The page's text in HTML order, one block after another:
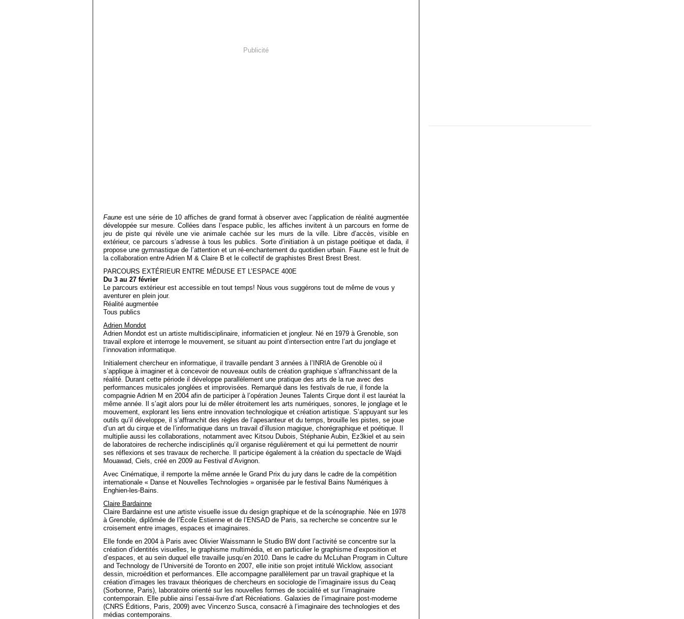
Publicité
Faune est une série de 10 affiches de grand format à observer avec l’application de réalité augmentée
développée sur mesure. Collées dans l’espace public, les affiches invitent à un parcours en forme de
jeu de piste qui révèle une vie animale cachée sur les murs de la ville. Libre d’accès, visible en
extérieur, ce parcours s’adresse à tous les publics. Sorte d’initiation à un pistage poétique et dada, il
propose une gymnastique de l’attention et un ré-enchantement du quotidien urbain. Faune est le fruit de
la collaboration entre Adrien M & Claire B et le collectif de graphistes Brest Brest Brest.
PARCOURS EXTÉRIEUR ENTRE MÉDUSE ET L’ESPACE 400E
Du 3 au 27 février
Le parcours extérieur est accessible en tout temps! Nous vous suggérons tout de même de vous y
aventurer en plein jour.
Réalité augmentée
Tous publics
Adrien Mondot
Adrien Mondot est un artiste multidisciplinaire, informaticien et jongleur. Né en 1979 à Grenoble, son
travail explore et interroge le mouvement, se situant au point d’intersection entre l’art du jonglage et
l’innovation informatique.
Initialement chercheur en informatique, il travaille pendant 3 années à l’INRIA de Grenoble où il
s’applique à imaginer et à concevoir de nouveaux outils de création graphique s’affranchissant de la
réalité. Durant cette période il développe parallèlement une pratique des arts de la rue avec des
performances musicales jonglées et improvisées. Remarqué dans les festivals de rue, il fonde la
compagnie Adrien M en 2004 afin de participer à l’opération Jeunes Talents Cirque dont il est lauréat la
même année. Il s’agit alors pour lui de mêler étroitement les arts numériques, sonores, le jonglage et le
mouvement, explorant les liens entre innovation technologique et création artistique. S’appuyant sur les
outils qu’il développe, il s’affranchit des règles de l’apesanteur et du temps, brouille les pistes, se joue
d’un art du cirque et de l’informatique dans un travail d’illusion magique, chorégraphique et poétique. Il
multiplie aussi les collaborations, notamment avec Kitsou Dubois, Stéphanie Aubin, Ez3kiel et au sein
de laboratoires de recherche indisciplinés qu’il organise régulièrement et qui lui permettent de nourrir
ses réflexions et ses travaux de recherche. Il participe également à la création du spectacle de Wajdi
Mouawad, Ciels, créé en 2009 au Festival d’Avignon.
Avec Cinématique, il remporte la même année le Grand Prix du jury dans le cadre de la compétition
internationale « Danse et Nouvelles Technologies » organisée par le festival Bains Numériques à
Enghien-les-Bains.
Claire Bardainne
Claire Bardainne est une artiste visuelle issue du design graphique et de la scénographie. Née en 1978
à Grenoble, diplômée de l’École Estienne et de l’ENSAD de Paris, sa recherche se concentre sur le
croisement entre images, espaces et imaginaires.
Elle fonde en 2004 à Paris avec Olivier Waissmann le Studio BW dont l’activité se concentre sur la
création d’identités visuelles, le graphisme multimédia, et en particulier le graphisme d’exposition et
d’espaces, et au sein duquel elle travaille jusqu’en 2010. Dans le cadre du McLuhan Program in Culture
and Technology de l’Université de Toronto en 2007, elle initie son projet intitulé Wicklow, associant
dessin, microédition et performances. Elle accompagne parallèlement par un travail graphique et la
création d’images les travaux théoriques de chercheurs en sociologie de l’imaginaire issus du Ceaq
(Sorbonne, Paris), laboratoire orienté sur les nouvelles formes de socialité et sur l’imaginaire
contemporain. Elle publie ainsi l’essai-livre d’art Récréations. Galaxies de l’imaginaire post-moderne
(CNRS Éditions, Paris, 2009) avec Vincenzo Susca, consacré à l’imaginaire des technologies et des
médias contemporains.